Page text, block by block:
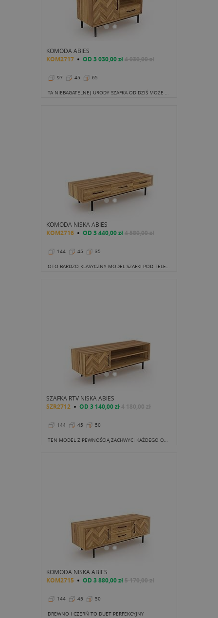
KOMODA ABIES
KOM2717 OD 3 030,00 zł4 030,00 zł
97 45 65
TA NIEBAGATELNEJ URODY SZAFKA OD DZIŚ MOŻE STAĆ SIĘ ŚWIETNYM KOMPANEM ŻYCIA CODZIENNEGO.
KOMODA NISKA ABIES
KOM2716 OD 3 440,00 zł4 580,00 zł
144 45 35
OTO BARDZO KLASYCZNY MODEL SZAFKI POD TELEWIZOR. TRZY SZUFLADY, A NA NICH PIĘKNY, DŁUGI BLAT.
SZAFKA RTV NISKA ABIES
SZR2712 OD 3 140,00 zł4 180,00 zł
144 45 50
TEN MODEL Z PEWNOŚCIĄ ZACHWYCI KAŻDEGO ODWIEDZAJĄCEGO. MODNA W OSTATNIM CZASIE "JODEŁKA", ZWYKLE UŻYWANA JAKO WZÓR POŁOGOWY, TYM RAZEM ZAGOŚCIŁA NA FRONCIE SZAFKI.
KOMODA NISKA ABIES
KOM2715 OD 3 880,00 zł5 170,00 zł
144 45 50
DREWNO I CZERŃ TO DUET PERFEKCYJNY